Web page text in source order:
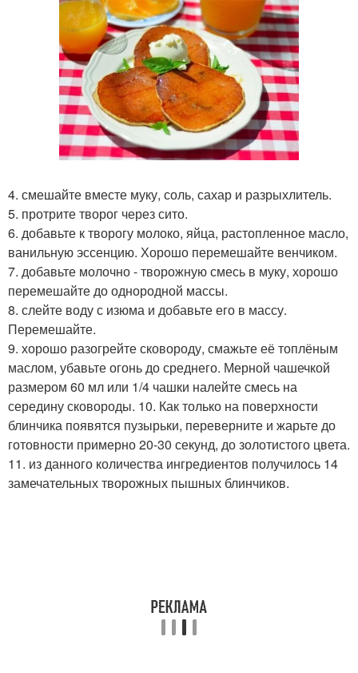
4. смешайте вместе муку, соль, сахар и разрыхлитель.
5. протрите творог через сито.
6. добавьте к творогу молоко, яйца, растопленное масло,
ванильную эссенцию. Хорошо перемешайте венчиком.
7. добавьте молочно - творожную смесь в муку, хорошо
перемешайте до однородной массы.
8. слейте воду с изюма и добавьте его в массу.
Перемешайте.
9. хорошо разогрейте сковороду, смажьте её топлёным
маслом, убавьте огонь до среднего. Мерной чашечкой
размером 60 мл или 1/4 чашки налейте смесь на
середину сковороды. 10. Как только на поверхности
блинчика появятся пузырьки, переверните и жарьте до
готовности примерно 20-30 секунд, до золотистого цвета.
11. из данного количества ингредиентов получилось 14
замечательных творожных пышных блинчиков.